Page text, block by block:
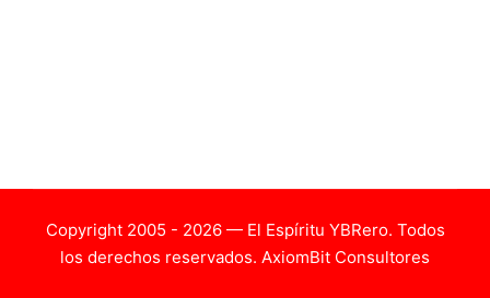
Copyright 2005 - 2026 — El Espíritu YBRero. Todos
los derechos reservados. AxiomBit Consultores